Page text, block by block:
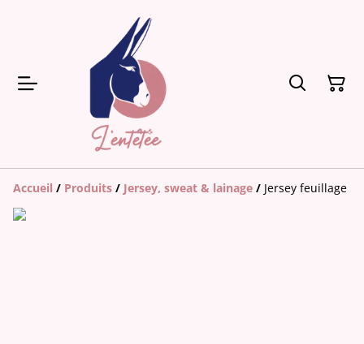
Accueil / Produits / Jersey, sweat & lainage / Jersey feuillage